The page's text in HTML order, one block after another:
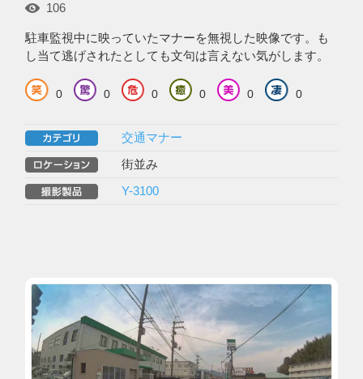
106
駐車監視中に映っていたマナーを無視した映像です。も
し当て逃げされたとしても文句は言えない気がします。
0 0 0 0 0 0
交通マナー
街並み
Y-3100